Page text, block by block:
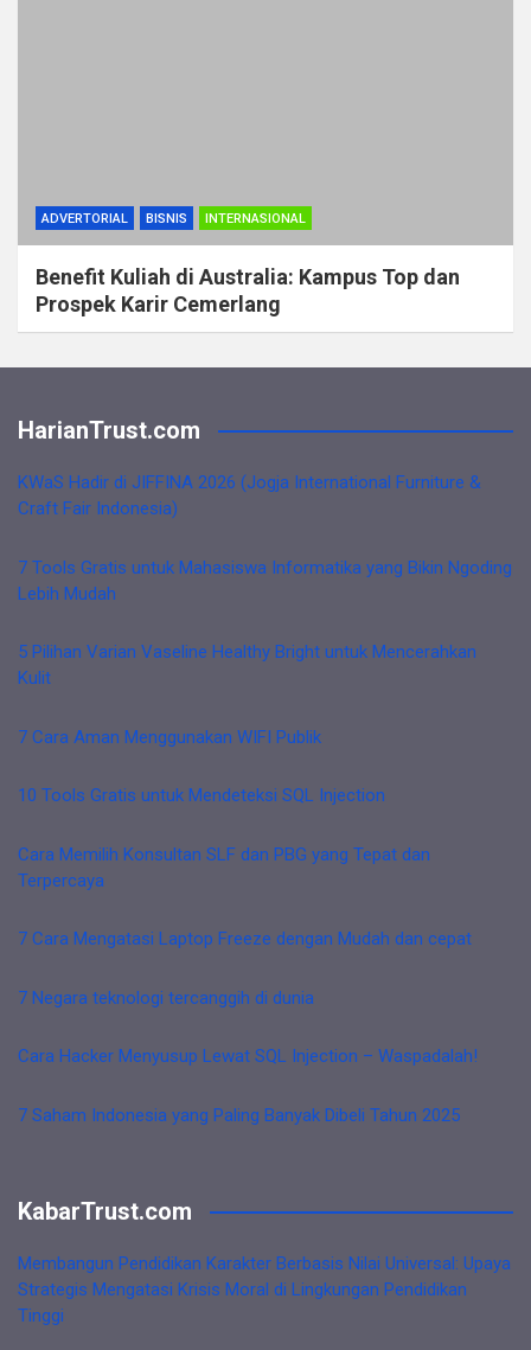
ADVERTORIAL BISNIS INTERNASIONAL
Benefit Kuliah di Australia: Kampus Top dan
Prospek Karir Cemerlang
HarianTrust.com
KWaS Hadir di JIFFINA 2026 (Jogja International Furniture &
Craft Fair Indonesia)
7 Tools Gratis untuk Mahasiswa Informatika yang Bikin Ngoding
Lebih Mudah
5 Pilihan Varian Vaseline Healthy Bright untuk Mencerahkan
Kulit
7 Cara Aman Menggunakan WIFI Publik
10 Tools Gratis untuk Mendeteksi SQL Injection
Cara Memilih Konsultan SLF dan PBG yang Tepat dan
Terpercaya
7 Cara Mengatasi Laptop Freeze dengan Mudah dan cepat
7 Negara teknologi tercanggih di dunia
Cara Hacker Menyusup Lewat SQL Injection – Waspadalah!
7 Saham Indonesia yang Paling Banyak Dibeli Tahun 2025
KabarTrust.com
Membangun Pendidikan Karakter Berbasis Nilai Universal: Upaya
Strategis Mengatasi Krisis Moral di Lingkungan Pendidikan
Tinggi